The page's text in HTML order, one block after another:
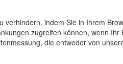
indem Sie in Ihrem
zugreifen können, wenn Ihr
die entweder von